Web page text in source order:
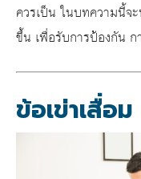
ควรเป็น ในบทความนี้จ
ขึ้น เพื่อรับการป้องกัน ก
ข้อเข่าเสื่อม